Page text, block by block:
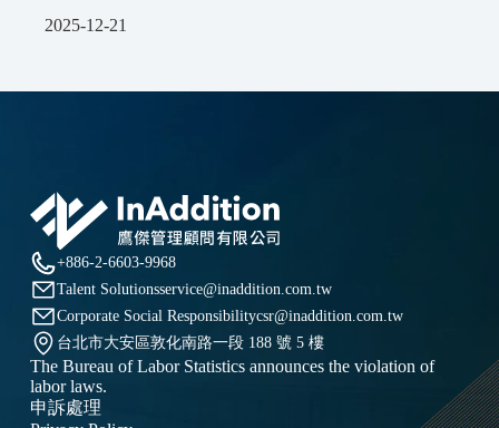
2025-12-21
+886-2-6603-9968
Talent Solutionsservice@inaddition.com.tw
Corporate Social Responsibilitycsr@inaddition.com.tw
台北市大安區敦化南路一段 188 號 5 樓
The Bureau of Labor Statistics announces the violation of
labor laws.
申訴處理